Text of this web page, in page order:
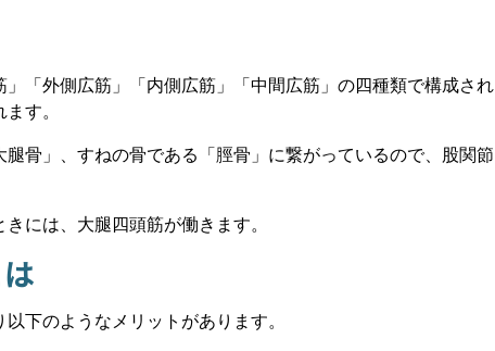
「外側広筋」「内側広筋」「中間広筋」の四種類で構成され
す。
骨」、すねの骨である「脛骨」に繋がっているので、股関節
には、大腿四頭筋が働きます。
下のようなメリットがあります。